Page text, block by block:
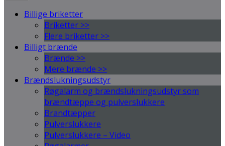
Billige briketter
Briketter >>
Flere briketter >>
Billigt brænde
Brænde >>
Mere brænde >>
Brændslukningsudstyr
Røgalarm og brændslukningsudstyr som
brændtæppe og pulverslukkere
Brandtæpper
Pulverslukkere
Pulverslukkere – Video